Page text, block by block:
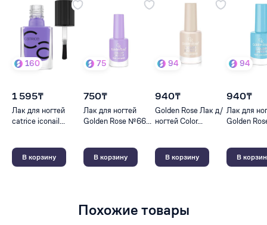
160
1 595₸
Лак для ногтей
catrice iconail...
В корзину
75
750₸
Лак для ногтей
Golden Rose №66...
В корзину
94
940₸
Golden Rose Лак д/
ногтей Color...
В корзину
94
940₸
Лак для
Golden
В
Похожие товары